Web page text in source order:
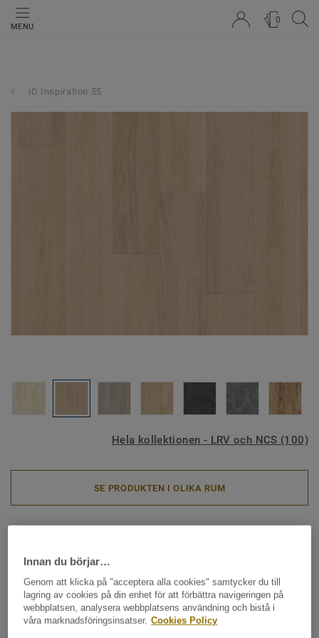
MENU
0
iD Inspiration 55
Hela kollektionen - LRV och NCS (100)
SE PRODUKTEN I OLIKA RUM
iD Inspiration 55 - Variant Oak
BEIGE
iD Inspiration har fått en förbättrad modularitet som som
gör det enkelt att förändra ett utrymme snabbt och enkelt
Innan du börjar…
Genom att klicka på "acceptera alla cookies" samtycker du till
lagring av cookies på din enhet för att förbättra navigeringen på
webbplatsen, analysera webbplatsens användning och bistå i
våra marknadsföringsinsatser. Cookies Policy